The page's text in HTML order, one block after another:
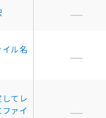
ル名
てレ
ァイ